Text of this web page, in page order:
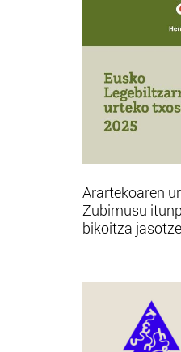
Arartekoaren
Zubimusu
bikoitza